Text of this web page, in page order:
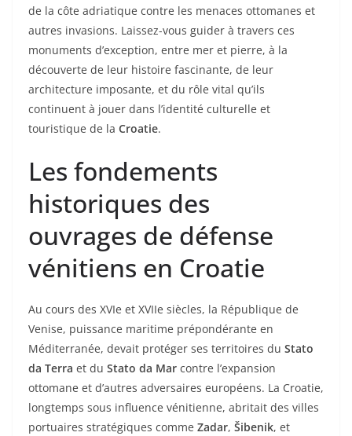
de la côte adriatique contre les menaces ottomanes et
autres invasions. Laissez-vous guider à travers ces
monuments d’exception, entre mer et pierre, à la
découverte de leur histoire fascinante, de leur
architecture imposante, et du rôle vital qu’ils
continuent à jouer dans l’identité culturelle et
touristique de la Croatie.
Les fondements
historiques des
ouvrages de défense
vénitiens en Croatie
Au cours des XVIe et XVIIe siècles, la République de
Venise, puissance maritime prépondérante en
Méditerranée, devait protéger ses territoires du Stato
da Terra et du Stato da Mar contre l’expansion
ottomane et d’autres adversaires européens. La Croatie,
longtemps sous influence vénitienne, abritait des villes
portuaires stratégiques comme Zadar, Šibenik, et